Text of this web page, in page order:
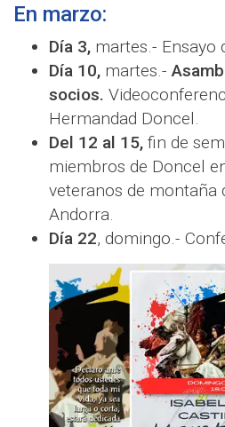
En marzo:
Día 3, martes.- Ensayo
Día 10, martes.-
socios.
Hermandad Doncel.
Del 12 al 15, fin de
miembros de Doncel
veteranos de montaña
Andorra.
Día 22, domingo.-